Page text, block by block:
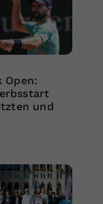
Open:
und